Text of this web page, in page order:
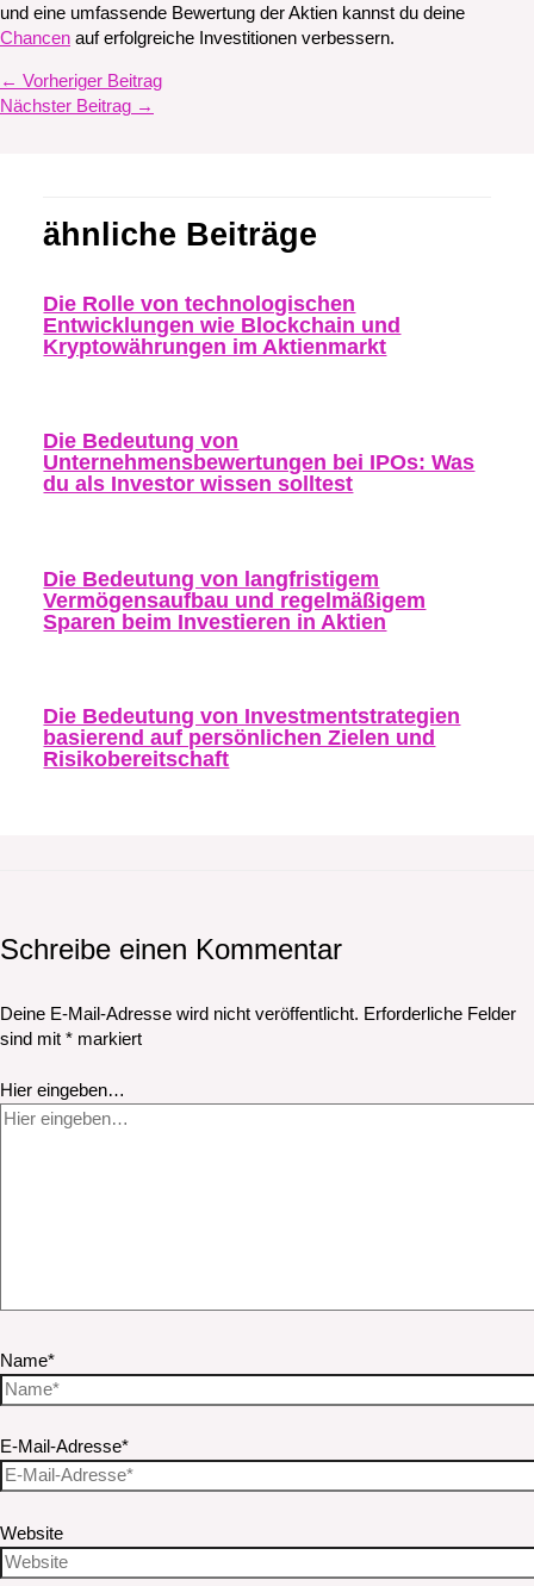
und eine umfassende Bewertung der Aktien kannst du deine
Chancen auf erfolgreiche Investitionen verbessern.
← Vorheriger Beitrag
Nächster Beitrag →
ähnliche Beiträge
Die Rolle von technologischen
Entwicklungen wie Blockchain und
Kryptowährungen im Aktienmarkt
Die Bedeutung von
Unternehmensbewertungen bei IPOs: Was
du als Investor wissen solltest
Die Bedeutung von langfristigem
Vermögensaufbau und regelmäßigem
Sparen beim Investieren in Aktien
Die Bedeutung von Investmentstrategien
basierend auf persönlichen Zielen und
Risikobereitschaft
Schreibe einen Kommentar
Deine E-Mail-Adresse wird nicht veröffentlicht. Erforderliche Felder
sind mit * markiert
Hier eingeben…
Name*
E-Mail-Adresse*
Website